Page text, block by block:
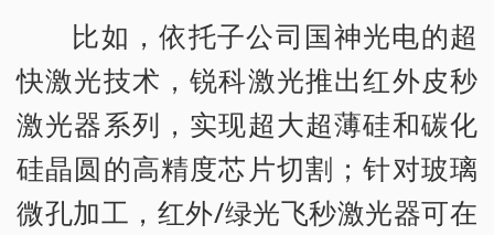
比如，依托子公司国神光电的超
快激光技术，锐科激光推出红外皮秒
激光器系列，实现超大超薄硅和碳化
硅晶圆的高精度芯片切割；针对玻璃
微孔加工，红外/绿光飞秒激光器可在